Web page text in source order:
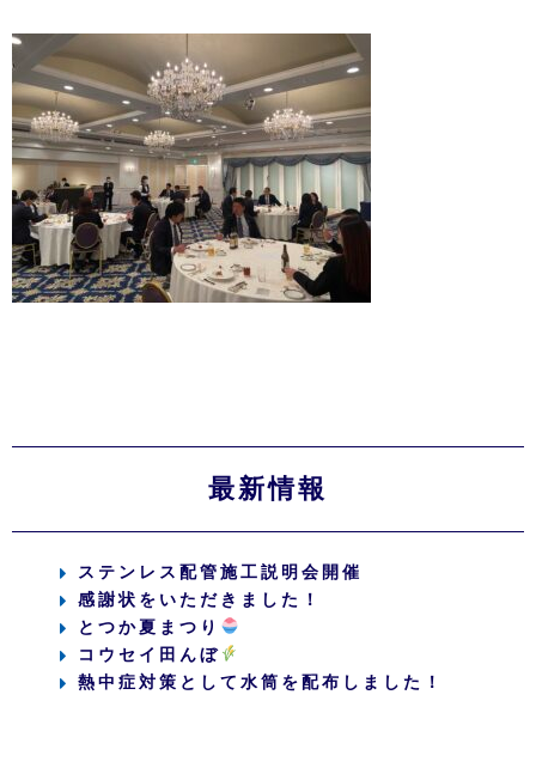
最新情報
ステンレス配管施工説明会開催
感謝状をいただきました！
とつか夏まつり
コウセイ田んぼ
熱中症対策として水筒を配布しました！